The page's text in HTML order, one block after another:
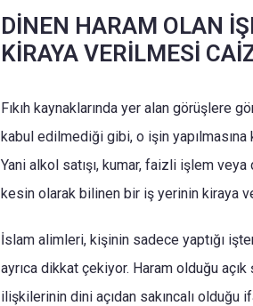
DİNEN HARAM OLAN
KİRAYA VERİLMESİ
Fıkıh kaynaklarında yer alan görüşlere
kabul edilmediği gibi, o işin
Yani alkol satışı, kumar, faizli işlem
kesin olarak bilinen bir iş yerinin kiraya
İslam alimleri, kişinin sadece yaptığı
ayrıca dikkat çekiyor. Haram olduğu
ilişkilerinin dini açıdan sakıncalı olduğu